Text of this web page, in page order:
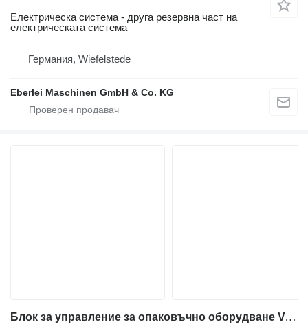
Електрическа система - друга резервна част на
електрическата система
Германия, Wiefelstede
Eberlei Maschinen GmbH & Co. KG
Блок за управление за опаковъчно оборудване Volpak S240 D